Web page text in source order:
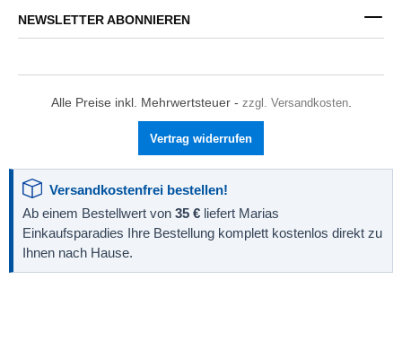
NEWSLETTER ABONNIEREN
Alle Preise inkl. Mehrwertsteuer - zzgl. Versandkosten.
Vertrag widerrufen
Versandkostenfrei bestellen!
Ab einem Bestellwert von 35 € liefert Marias
Einkaufsparadies Ihre Bestellung komplett kostenlos direkt zu
Ihnen nach Hause.